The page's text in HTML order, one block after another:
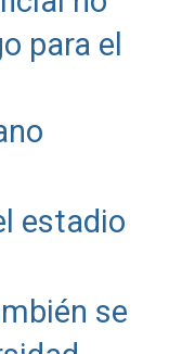
para el
estadio
se